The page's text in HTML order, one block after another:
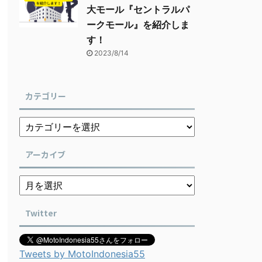
大モール『セントラルパ
ークモール』を紹介しま
す！
2023/8/14
カテゴリー
アーカイブ
Twitter
Tweets by MotoIndonesia55